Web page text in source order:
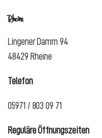
Rheine
Lingener Damm 94
48429 Rheine
Telefon
05971 / 803 09 71
Reguläre Öffnungszeiten